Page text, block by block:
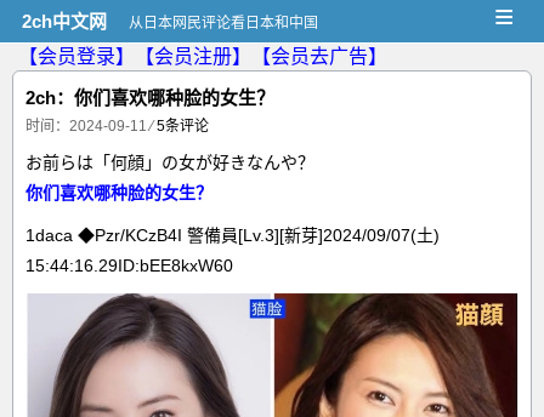
2ch中文网 从日本网民评论看日本和中国 ≡
【会员登录】 【会员注册】
【会员去广告】
2ch：你们喜欢哪种脸的女生？
时间：2024-09-11 ⁄5条评论
お前らは「何顔」の女が好きなんや？
你们喜欢哪种脸的女生？
1daca ◆Pzr/KCzB4I 警備員[Lv.3][新芽]2024/09/07(土)
15:44:16.29ID:bEE8kxW60